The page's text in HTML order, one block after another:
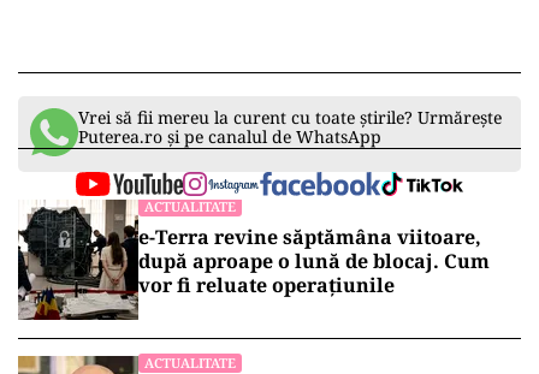
Vrei să fii mereu la curent cu toate știrile? Urmărește
Puterea.ro și pe canalul de WhatsApp
ACTUALITATE
e-Terra revine săptămâna viitoare,
după aproape o lună de blocaj. Cum
vor fi reluate operațiunile
ACTUALITATE